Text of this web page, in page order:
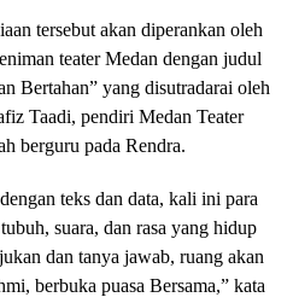
tersebut akan diperankan oleh
teater Medan dengan judul
Bertahan” yang disutradarai oleh
Taadi, pendiri Medan Teater
berguru pada Rendra.
teks dan data, kali ini para
suara, dan rasa yang hidup
dan tanya jawab, ruang akan
berbuka puasa Bersama,” kata